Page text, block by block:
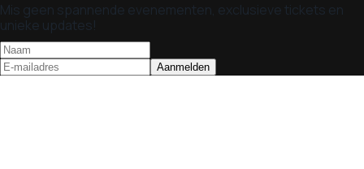
Mis geen spannende evenementen, exclusieve tickets en
unieke updates!